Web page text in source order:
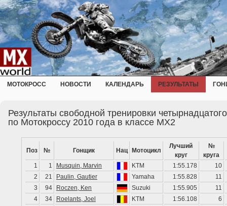
МОТОКРОСС НОВОСТИ КАЛЕНДАРЬ РЕЗУЛЬТАТЫ
Результаты свободной тренировки
по Мотокроссу 2010 года в классе MX2
Поз № Гонщик Нац Мотоцикл
Лучший
круг
№
круга
1
1 Musquin, Marvin KTM 1:55.178
10
2
21 Paulin, Gautier Yamaha 1:55.828
11
3
94 Roczen, Ken Suzuki 1:55.905
11
4
34 Roelants, Joel KTM 1:56.108
6